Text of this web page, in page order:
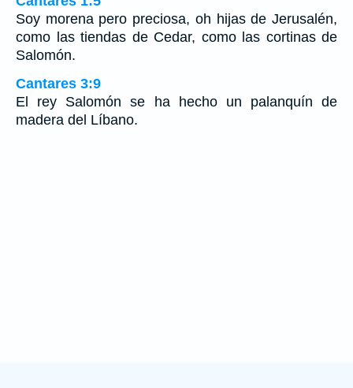
Soy morena pero preciosa, oh hijas de Jerusalén,
como las tiendas de Cedar, como las cortinas de
Salomón.
Cantares 3:9
El rey Salomón se ha hecho un palanquín de
madera del Líbano.